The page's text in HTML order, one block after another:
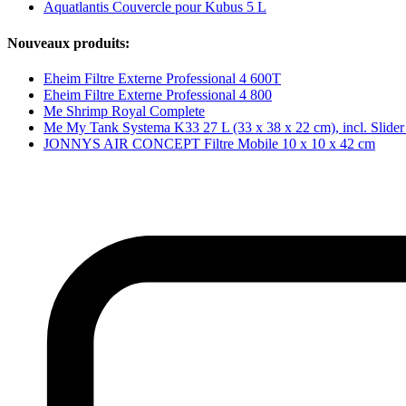
Aquatlantis Couvercle pour Kubus 5 L
Nouveaux produits:
Eheim Filtre Externe Professional 4 600T
Eheim Filtre Externe Professional 4 800
Me Shrimp Royal Complete
Me My Tank Systema K33 27 L (33 x 38 x 22 cm), incl.
JONNYS AIR CONCEPT Filtre Mobile 10 x 10 x 42 cm